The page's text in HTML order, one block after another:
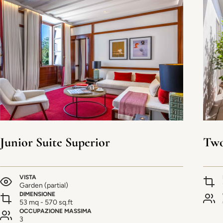
Junior Suite Superior
VISTA
Garden (partial)
DIMENSIONE
53 mq - 570 sq.ft
OCCUPAZIONE MASSIMA
3